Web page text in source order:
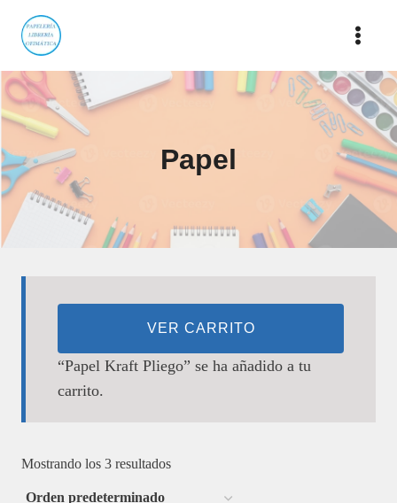
Saltar
contenido
Papel
“Papel Kraft Pliego” se ha añadido a tu
carrito.
VER CARRITO
Mostrando los 3 resultados